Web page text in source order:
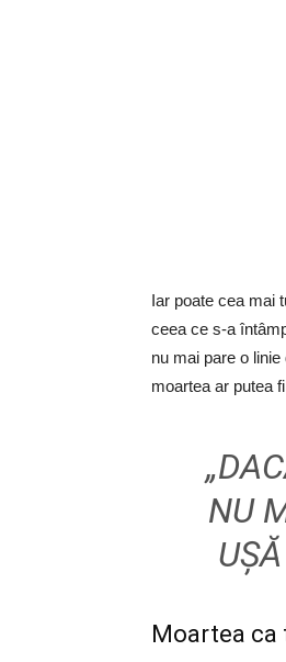
Iar poate cea mai
ceea ce s-a
nu mai pare o
moartea ar putea
NU
Moartea ca